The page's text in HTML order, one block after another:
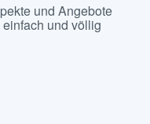
und Angebote
und völlig